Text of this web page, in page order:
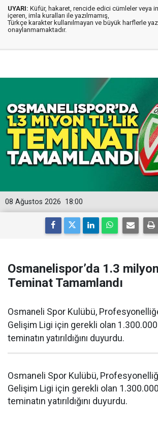
UYARI: Küfür, hakaret, rencide edici cümleler veya
içeren, imla kuralları ile yazılmamış,
Türkçe karakter kullanılmayan ve büyük harflerle
onaylanmamaktadır.
18:00
08 Ağustos 2026
Osmanelispor’da 1.3
Teminat Tamamlandı
Osmaneli Spor Kulübü,
Gelişim Ligi için gerekli olan 1.300.000
teminatın yatırıldığını duyurdu.
Osmaneli Spor Kulübü,
Gelişim Ligi için gerekli olan
teminatın yatırıldığını duyurdu.